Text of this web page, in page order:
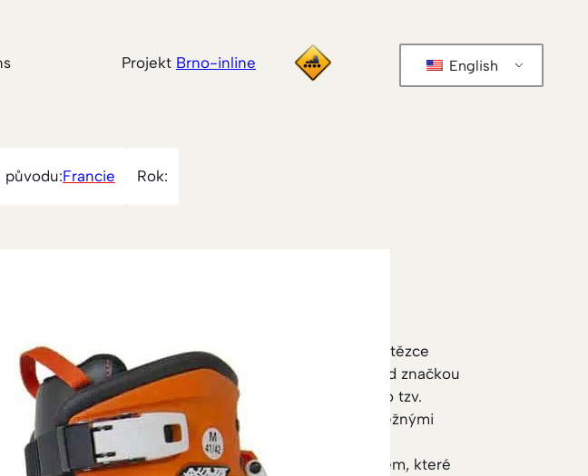
Projekt Brno-inline English
původu:Francie Rok:
Zajímavý koncept francouzského sportovního řetězce
Decathlon, který nabízí všechny svoje brusle pod značkou
Oxelo. Na trhu se objevil v roce 2013. Jedná se o tzv.
„step-in“ brusle, jinými slovy je lze používat s běžnými
botami, stačí do nich jen „nastoupit“. Upínací
mechanismus tvoří exoskelet s přezkami a lankem, které